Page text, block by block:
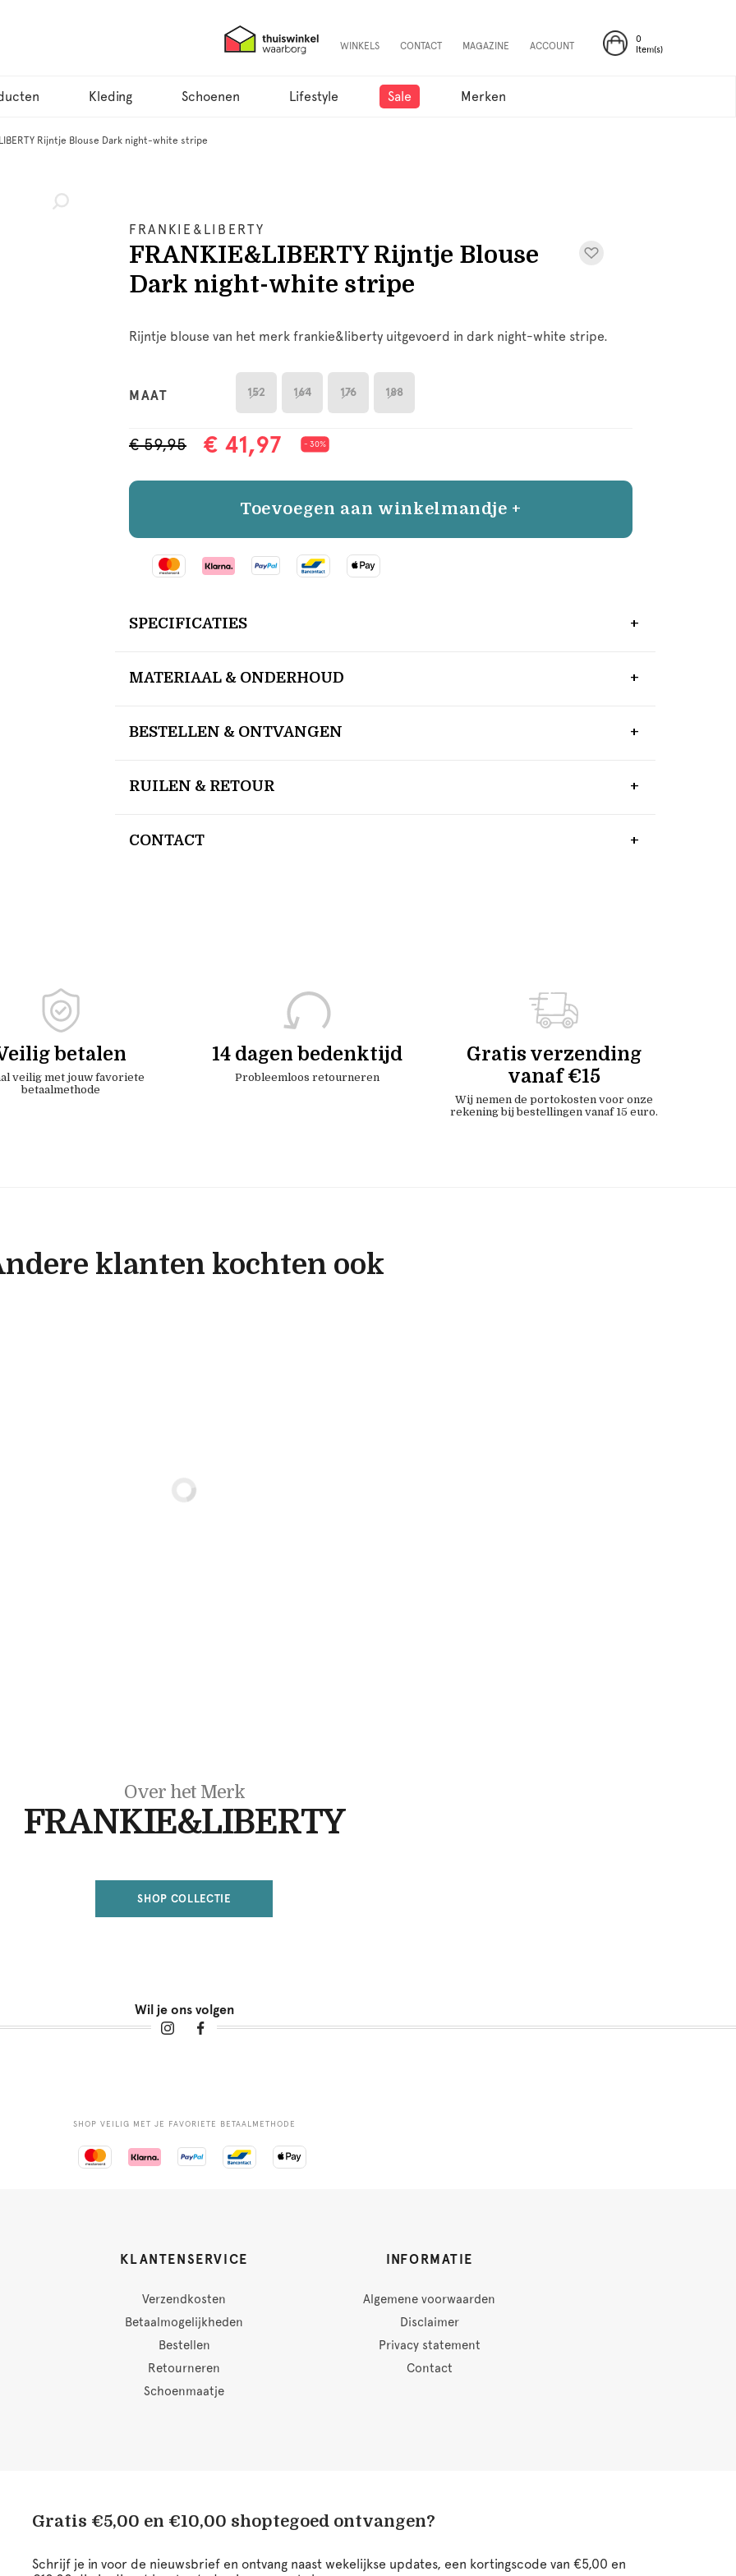
0
Item(s)
WINKELS CONTACT MAGAZINE ACCOUNT
Kleding Schoenen Lifestyle Sale Merken
Rijntje Blouse Dark night-white stripe
FRANKIE&LIBERTY
FRANKIE&LIBERTY Rijntje Blouse
Dark night-white stripe
Rijntje blouse van het merk frankie&liberty uitgevoerd in dark night-white stripe.
MAAT 152 164 176 188
€ 59,95 € 41,97 - 30%
Toevoegen aan winkelmandje +
SPECIFICATIES
MATERIAAL & ONDERHOUD
BESTELLEN & ONTVANGEN
RUILEN & RETOUR
CONTACT
betalen
veilig met jouw favoriete
betaalmethode
14 dagen bedenktijd
Probleemloos retourneren
Gratis verzending
vanaf €15
Wij nemen de portokosten voor onze
rekening bij bestellingen vanaf 15 euro.
klanten kochten ook
Over het Merk
FRANKIE&LIBERTY
SHOP COLLECTIE
Wil je ons volgen
SHOP VEILIG MET JE FAVORIETE BETAALMETHODE
KLANTENSERVICE
Verzendkosten
Betaalmogelijkheden
Bestellen
Retourneren
Schoenmaatje
INFORMATIE
Algemene voorwaarden
Disclaimer
Privacy statement
Contact
Gratis €5,00 en €10,00 shoptegoed ontvangen?
Schrijf je in voor de nieuwsbrief en ontvang naast wekelijkse updates, een kortingscode van €5,00 en